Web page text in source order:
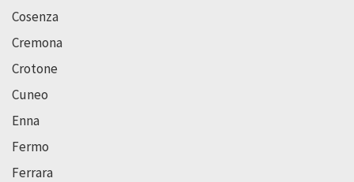
Cosenza
Cremona
Crotone
Cuneo
Enna
Fermo
Ferrara